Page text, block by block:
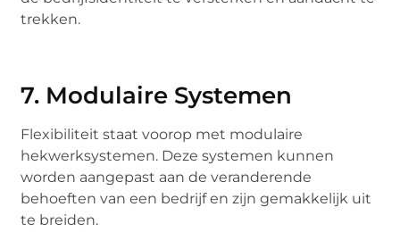
trekken.
7. Modulaire Systemen
Flexibiliteit staat voorop met modulaire
hekwerksystemen. Deze systemen kunnen
worden aangepast aan de veranderende
behoeften van een bedrijf en zijn gemakkelijk uit
te breiden.